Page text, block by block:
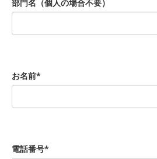
部門名（個人の場合不要）
お名前*
電話番号*